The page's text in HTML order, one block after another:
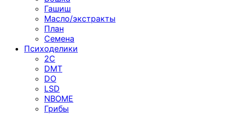
Гашиш
Масло/экстракты
План
Семена
Психоделики
2C
DMT
DO
LSD
NBOME
Грибы